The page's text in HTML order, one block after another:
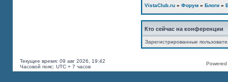
VistaClub.ru » Форум » Блоги »
Кто сейчас на конференции
Зарегистрированные
Текущее время: 09 авг 2026, 19:42
Часовой пояс: UTC + 7 часов